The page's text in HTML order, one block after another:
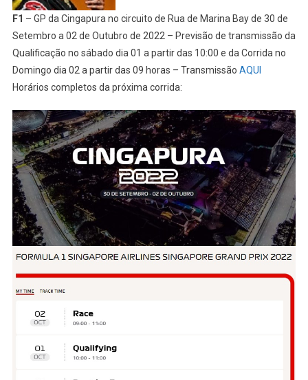
F1 – GP da Cingapura no circuito de Rua de Marina Bay de 30 de
Setembro a 02 de Outubro de 2022 – Previsão de transmissão da
Qualificação no sábado dia 01 a partir das 10:00 e da Corrida no
Domingo dia 02 a partir das 09 horas – Transmissão AQUI
Horários completos da próxima corrida: